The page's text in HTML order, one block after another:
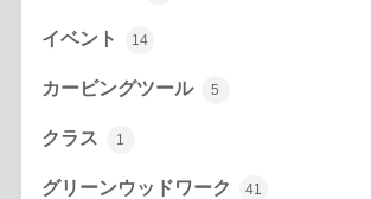
イベント 14
カービングツール 5
クラス 1
グリーンウッドワーク 41